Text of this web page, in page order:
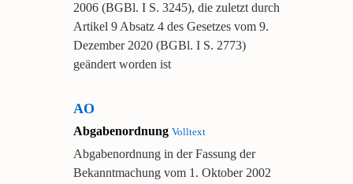
2006 (BGBl. I S. 3245), die zuletzt durch
Artikel 9 Absatz 4 des Gesetzes vom 9.
Dezember 2020 (BGBl. I S. 2773)
geändert worden ist
AO
AbgabenordnungVolltext
Abgabenordnung in der Fassung der
Bekanntmachung vom 1. Oktober 2002